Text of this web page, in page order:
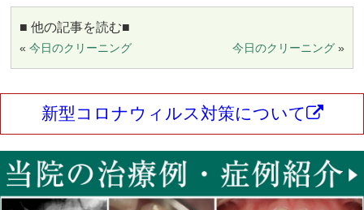
■ 他の記事を読む■
«今日のクリーニング 今日のクリーニング»
新型コロナウィルス対策について